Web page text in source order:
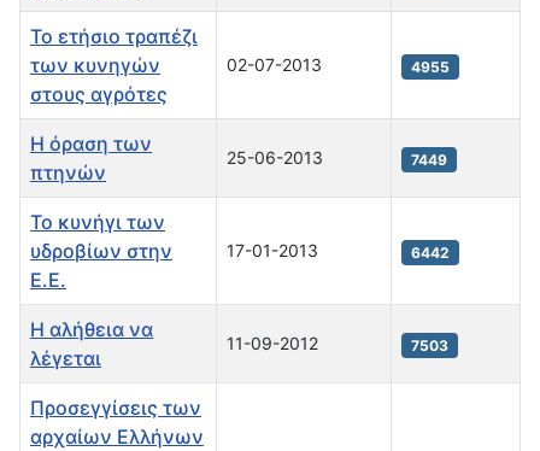
Το ετήσιο τραπέζι
των κυνηγών
στους αγρότες
02-07-2013 4955
Η όραση των
πτηνών
25-06-2013 7449
Το κυνήγι των
υδροβίων στην
Ε.Ε.
17-01-2013 6442
Η αλήθεια να
λέγεται
11-09-2012 7503
Προσεγγίσεις των
αρχαίων Ελλήνων